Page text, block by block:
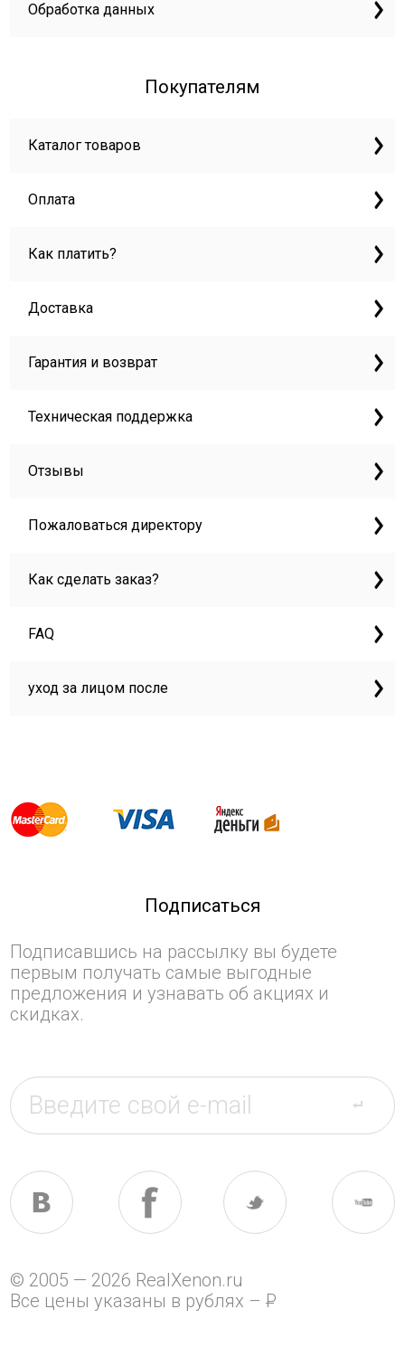
Обработка данных
Покупателям
Каталог товаров
Оплата
Как платить?
Доставка
Гарантия и возврат
Техническая поддержка
Отзывы
Пожаловаться директору
Как сделать заказ?
FAQ
уход за лицом после
Подписаться
Подписавшись на рассылку вы будете
первым получать самые выгодные
предложения и узнавать об акциях и
скидках.
© 2005 — 2026 RealXenon.ru
Все цены указаны в рублях –P